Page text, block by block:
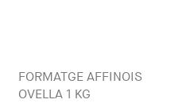
FORMATGE AFFINOIS
OVELLA 1 KG